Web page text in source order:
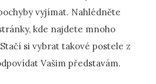
vyjímat. Nahlédněte
kde najdete mnoho
si vybrat takové postele z
Vašim představám.